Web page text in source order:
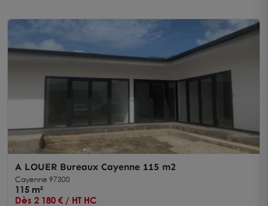
A LOUER Bureaux Cayenne 115 m2
Cayenne 97300
115 m²
Dès 2 180 € / HT HC